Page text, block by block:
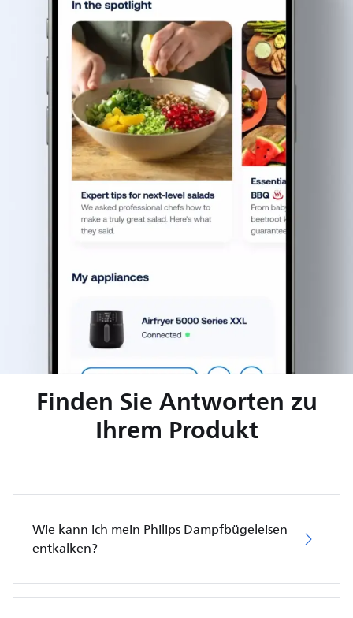
Finden Sie Antworten zu
Ihrem Produkt
Wie kann ich mein Philips Dampfbügeleisen
entkalken?